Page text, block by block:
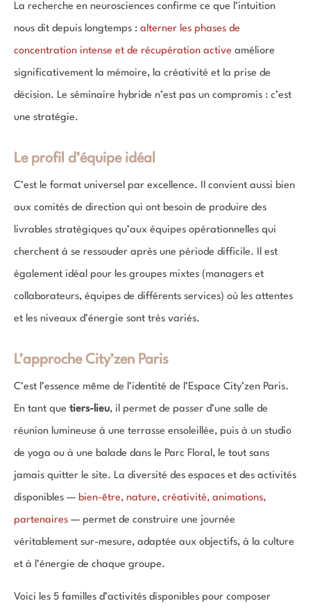
La recherche en neurosciences confirme ce que l’intuition
nous dit depuis longtemps : alterner les phases de
concentration intense et de récupération active améliore
significativement la mémoire, la créativité et la prise de
décision. Le séminaire hybride n’est pas un compromis : c’est
une stratégie.
Le profil d’équipe idéal
C’est le format universel par excellence. Il convient aussi bien
aux comités de direction qui ont besoin de produire des
livrables stratégiques qu’aux équipes opérationnelles qui
cherchent à se ressouder après une période difficile. Il est
également idéal pour les groupes mixtes (managers et
collaborateurs, équipes de différents services) où les attentes
et les niveaux d’énergie sont très variés.
L’approche City’zen Paris
C’est l’essence même de l’identité de l’Espace City’zen Paris.
En tant que tiers-lieu, il permet de passer d’une salle de
réunion lumineuse à une terrasse ensoleillée, puis à un studio
de yoga ou à une balade dans le Parc Floral, le tout sans
jamais quitter le site. La diversité des espaces et des activités
disponibles — bien-être, nature, créativité, animations,
partenaires — permet de construire une journée
véritablement sur-mesure, adaptée aux objectifs, à la culture
et à l’énergie de chaque groupe.
Voici les 5 familles d’activités disponibles pour composer